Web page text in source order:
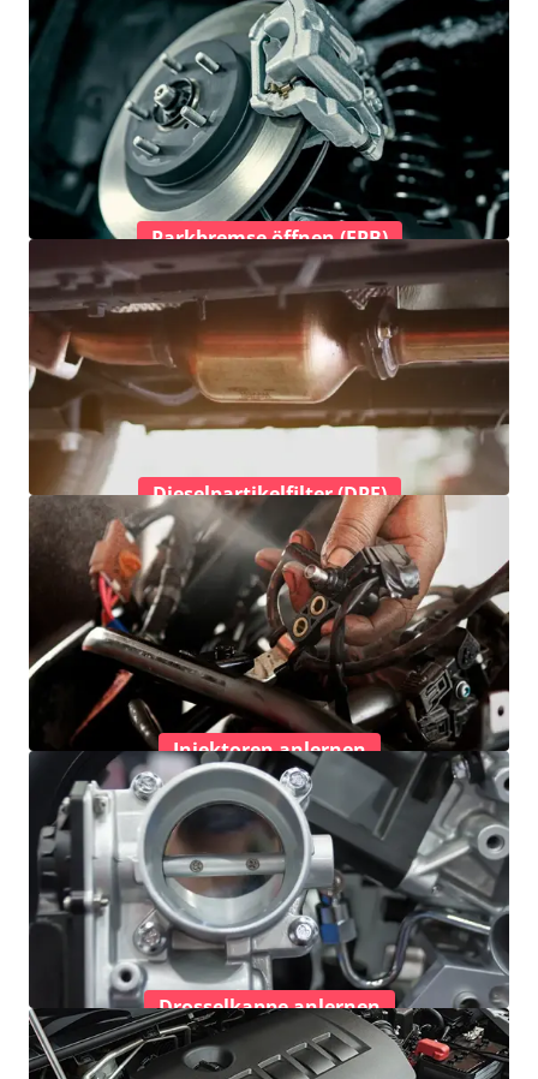
Parkbremse öffnen (EPB)
Dieselpartikelfilter (DPF)
Injektoren anlernen
Drosselkappe anlernen